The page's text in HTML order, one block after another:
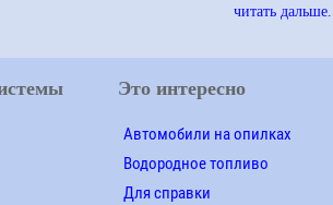
читать дальше...
Это интересно
Автомобили на опилках
Водородное топливо
Для справки